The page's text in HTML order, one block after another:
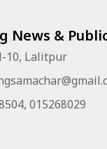
News &
10, Lalitpur
015268029